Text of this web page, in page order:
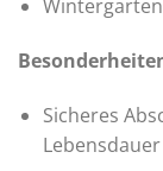
Sicheres
Lebensdauer